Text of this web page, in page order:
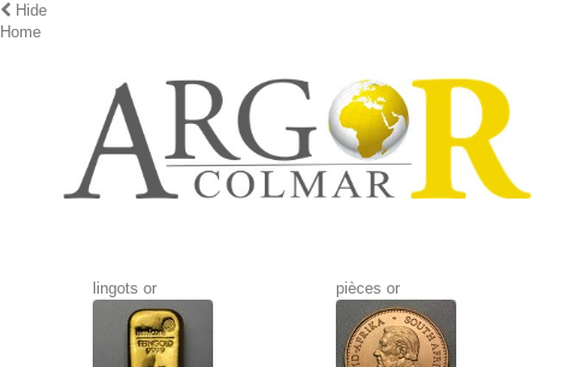
Hide
Home
lingots or pièces or